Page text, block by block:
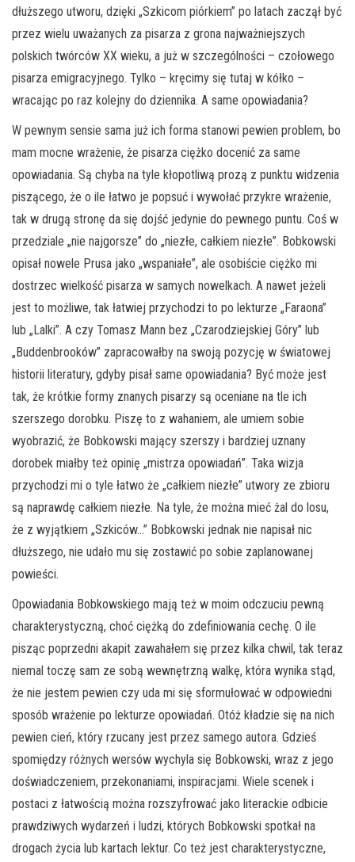
dłuższego utworu, dzięki „Szkicom piórkiem” po latach zaczął być
przez wielu uważanych za pisarza z grona najważniejszych
polskich twórców XX wieku, a już w szczególności – czołowego
pisarza emigracyjnego. Tylko – kręcimy się tutaj w kółko –
wracając po raz kolejny do dziennika. A same opowiadania?
W pewnym sensie sama już ich forma stanowi pewien problem, bo
mam mocne wrażenie, że pisarza ciężko docenić za same
opowiadania. Są chyba na tyle kłopotliwą prozą z punktu widzenia
piszącego, że o ile łatwo je popsuć i wywołać przykre wrażenie,
tak w drugą stronę da się dojść jedynie do pewnego puntu. Coś w
przedziale „nie najgorsze” do „niezłe, całkiem niezłe”. Bobkowski
opisał nowele Prusa jako „wspaniałe”, ale osobiście ciężko mi
dostrzec wielkość pisarza w samych nowelkach. A nawet jeżeli
jest to możliwe, tak łatwiej przychodzi to po lekturze „Faraona”
lub „Lalki”. A czy Tomasz Mann bez „Czarodziejskiej Góry” lub
„Buddenbrooków” zapracowałby na swoją pozycję w światowej
historii literatury, gdyby pisał same opowiadania? Być może jest
tak, że krótkie formy znanych pisarzy są oceniane na tle ich
szerszego dorobku. Piszę to z wahaniem, ale umiem sobie
wyobrazić, że Bobkowski mający szerszy i bardziej uznany
dorobek miałby też opinię „mistrza opowiadań”. Taka wizja
przychodzi mi o tyle łatwo że „całkiem niezłe” utwory ze zbioru
są naprawdę całkiem niezłe. Na tyle, że można mieć żal do losu,
że z wyjątkiem „Szkiców…” Bobkowski jednak nie napisał nic
dłuższego, nie udało mu się zostawić po sobie zaplanowanej
powieści.
Opowiadania Bobkowskiego mają też w moim odczuciu pewną
charakterystyczną, choć ciężką do zdefiniowania cechę. O ile
pisząc poprzedni akapit zawahałem się przez kilka chwil, tak teraz
niemal toczę sam ze sobą wewnętrzną walkę, która wynika stąd,
że nie jestem pewien czy uda mi się sformułować w odpowiedni
sposób wrażenie po lekturze opowiadań. Otóż kładzie się na nich
pewien cień, który rzucany jest przez samego autora. Gdzieś
spomiędzy różnych wersów wychyla się Bobkowski, wraz z jego
doświadczeniem, przekonaniami, inspiracjami. Wiele scenek i
postaci z łatwością można rozszyfrować jako literackie odbicie
prawdziwych wydarzeń i ludzi, których Bobkowski spotkał na
drogach życia lub kartach lektur. Co też jest charakterystyczne,